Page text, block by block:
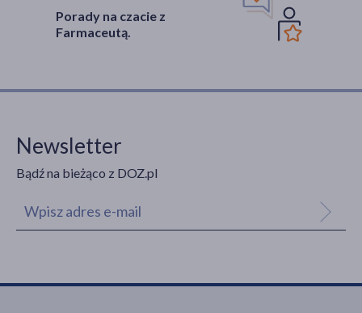
Porady na czacie z
Farmaceutą.
Newsletter
Bądź na bieżąco z DOZ.pl